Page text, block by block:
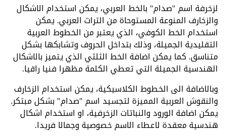
لزخرفة اسم "صدام" بالخط العربي، يمكن استخدام الاشكال
والزخارف المنوعة المستوحاة من التراث العربي. يمكن
استخدام الخط الكوفي، الذي يعتبر من الخطوط العربية
التقليدية الجميلة، وذلك بتداخل الحروف وتشابكها بشكل
متناسق. كما يمكن اضافة الخط الثلثي الذي يتميز بالاشكال
الهندسية الجميلة التي تعطي الكلمة مظهرا فنيا راقيا.
وبالاضافة الى الخطوط الكلاسيكية، يمكن استخدام الزخارف
والنقوش العربية المميزة لتجسيد اسم "صدام" بشكل مبتكر.
يمكن اضافة الورود والنباتات الزخرفية، او استخدام اشكال
هندسية معقدة لاعطاء الاسم خصوصية وجمالا فريدا.